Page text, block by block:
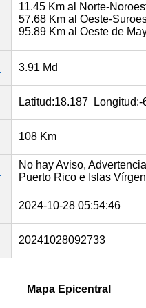
11.45 Km al Norte-
57.68 Km al Oeste-
95.89 Km al Oeste de
3.91 Md
Latitud:18.187 Longitud:-
108 Km
No hay Aviso,
Puerto Rico e Islas
2024-10-28 05:54:46
20241028092733
Mapa Epicentral